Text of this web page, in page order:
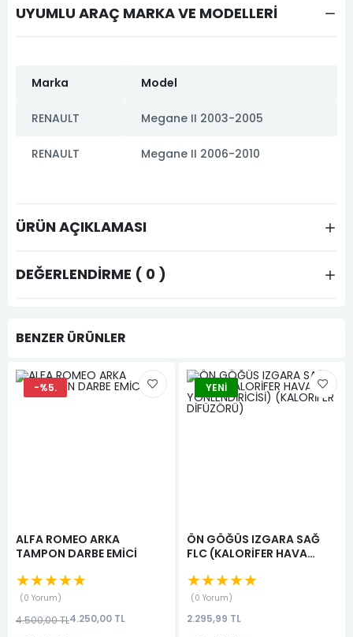
UYUMLU ARAÇ MARKA VE MODELLERİ
Marka Model
RENAULT Megane II 2003-2005
RENAULT Megane II 2006-2010
ÜRÜN AÇIKLAMASI
DEĞERLENDIRME ( 0 )
BENZER ÜRÜNLER
-%5.
ALFA ROMEO ARKA
TAMPON DARBE EMİCİ
★★★★★
0 Yorum
4.500,00 TL4.250,00 TL
YENI
ÖN GÖĞÜS IZGARA SAĞ
FLC (KALORİFER HAVA
(KALORİFER DİFÜZÖRÜ)
★★★★★
0 Yorum
2.295,99 TL